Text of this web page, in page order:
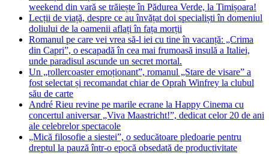
weekend din vară se trăiește în Pădurea Verde, la Timișoara!
Lecții de viață, despre ce au învățat doi specialiști în domeniul
doliului de la oamenii aflați în fața morții
Romanul pe care vei vrea să-l iei cu tine în vacanță: „Crima
din Capri”, o escapadă în cea mai frumoasă insulă a Italiei,
unde paradisul ascunde un secret mortal.
Un „rollercoaster emoționant”, romanul „Stare de visare” a
fost selectat și recomandat chiar de Oprah Winfrey la clubul
său de carte
André Rieu revine pe marile ecrane la Happy Cinema cu
concertul aniversar „Viva Maastricht!”, dedicat celor 20 de ani
ale celebrelor spectacole
„Mică filosofie a siestei”, o seducătoare pledoarie pentru
dreptul la pauză într-o epocă obsedată de productivitate